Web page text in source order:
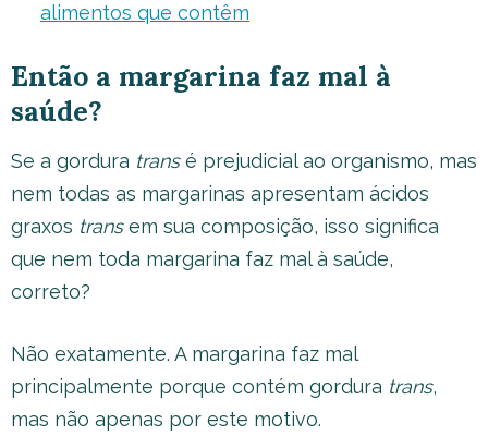
alimentos que contêm
Então a margarina faz mal à
saúde?
Se a gordura transé prejudicial ao organismo, mas
nem todas as margarinas apresentam ácidos
graxos transem sua composição, isso significa
que nem toda margarina faz mal à saúde,
correto?
Não exatamente. A margarina faz mal
principalmente porque contém gordura trans,
mas não apenas por este motivo.